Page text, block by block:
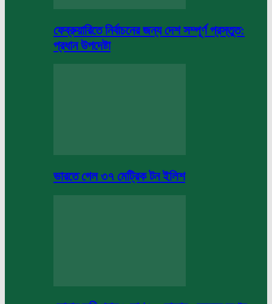
ফেব্রুয়ারিতে নির্বাচনের জন্য দেশ সম্পূর্ণ প্রস্তুত:
প্রধান উপদেষ্টা
ভারতে গেল ৩৭ মেট্রিক টন ইলিশ